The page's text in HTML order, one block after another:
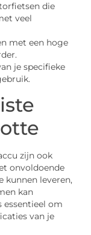
die
veel
met een hoge
je specifieke
zijn ook
onvoldoende
kunnen leveren,
kan
essentieel om
van je